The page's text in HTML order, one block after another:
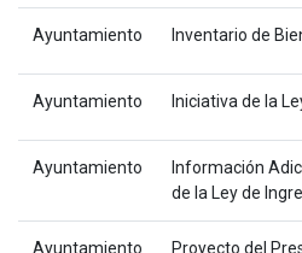
Ayuntamiento Inventario de
Ayuntamiento Iniciativa de la
Ayuntamiento
Información
de la Ley de
Ayuntamiento Proyecto del